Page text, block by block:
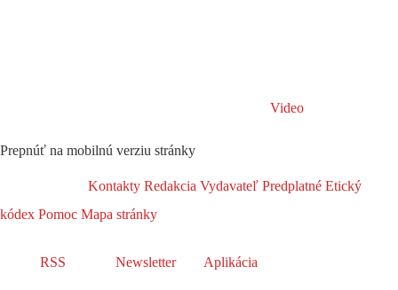
Video
Prepnúť na mobilnú verziu stránky
Kontakty Redakcia Vydavateľ Predplatné Etický
kódex Pomoc Mapa stránky
RSS Newsletter Aplikácia